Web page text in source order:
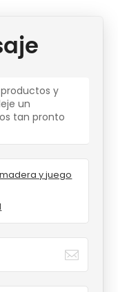
y
un
tan pronto
y juego